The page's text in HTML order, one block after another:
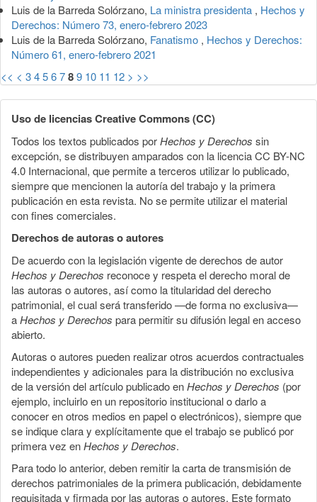
Luis de la Barreda Solórzano, La ministra presidenta , Hechos y
Derechos: Número 73, enero-febrero 2023
Luis de la Barreda Solórzano, Fanatismo , Hechos y Derechos:
Número 61, enero-febrero 2021
<< < 3456789 10 11 12 > >>
Uso de licencias Creative Commons (CC)
Todos los textos publicados porHechos y Derechos sin
excepción, se distribuyen amparados con la licencia CC BY-NC
4.0 Internacional, que permite a terceros utilizar lo publicado,
siempre que mencionen la autoría del trabajo y la primera
publicación en esta revista. No se permite utilizar el material
con fines comerciales.
Derechos de autoras o autores
De acuerdo con la legislación vigente de derechos de autor
Hechos y Derechos reconoce y respeta el derecho moral de
las autoras o autores, así como la titularidad del derecho
patrimonial, el cual será transferido —de forma no exclusiva—
aHechos y Derechos para permitir su difusión legal en acceso
abierto.
Autoras o autores pueden realizar otros acuerdos contractuales
independientes y adicionales para la distribución no exclusiva
de la versión del artículo publicado enHechos y Derechos (por
ejemplo, incluirlo en un repositorio institucional o darlo a
conocer en otros medios en papel o electrónicos), siempre que
se indique clara y explícitamente que el trabajo se publicó por
primera vez enHechos y Derechos.
Para todo lo anterior, deben remitir la carta de transmisión de
derechos patrimoniales de la primera publicación, debidamente
requisitada y firmada por las autoras o autores. Este formato